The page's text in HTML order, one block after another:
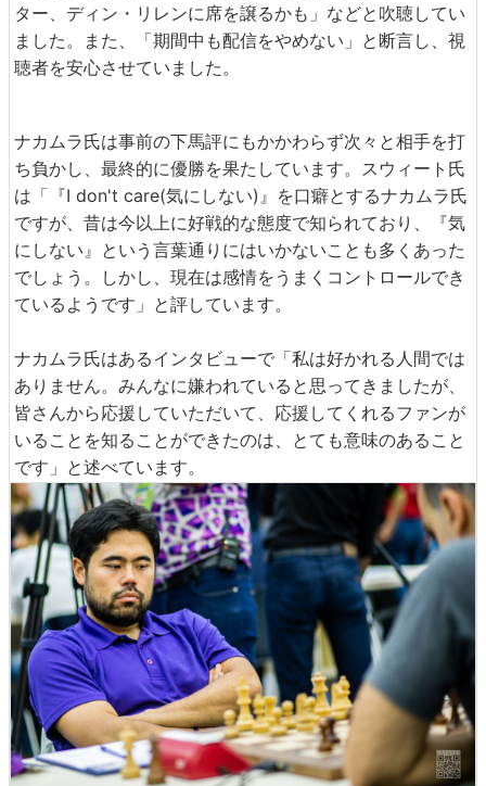
ター、ディン・リレンに席を譲るかも」などと吹聴してい
ました。また、「期間中も配信をやめない」と断言し、視
聴者を安心させていました。
ナカムラ氏は事前の下馬評にもかかわらず次々と相手を打
ち負かし、最終的に優勝を果たしています。スウィート氏
は「『I don't care(気にしない)』を口癖とするナカムラ氏
ですが、昔は今以上に好戦的な態度で知られており、『気
にしない』という言葉通りにはいかないことも多くあった
でしょう。しかし、現在は感情をうまくコントロールでき
ているようです」と評しています。
ナカムラ氏はあるインタビューで「私は好かれる人間では
ありません。みんなに嫌われていると思ってきましたが、
皆さんから応援していただいて、応援してくれるファンが
いることを知ることができたのは、とても意味のあること
です」と述べています。